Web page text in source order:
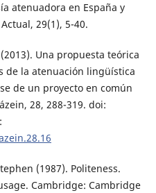
atenuadora en España y
29(1), 5-40.
Una propuesta teórica
de la atenuación lingüística
de un proyecto en común
28, 288-319. doi:
(1987). Politeness.
Cambridge: Cambridge